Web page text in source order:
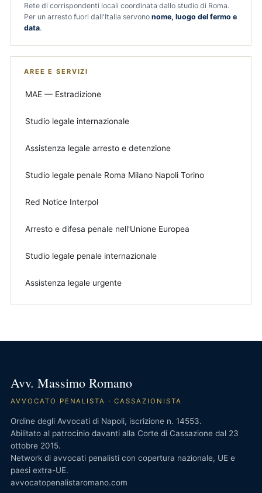
Rete di corrispondenti locali coordinata dallo studio di Roma.
Per un arresto fuori dall'Italia servono nome, luogo del fermo e
data.
AREE E SERVIZI
MAE — Estradizione
Studio legale internazionale
Assistenza legale arresto e detenzione
Studio legale penale Roma Milano Napoli Torino
Red Notice Interpol
Arresto e difesa penale nell'Unione Europea
Studio legale penale internazionale
Assistenza legale urgente
Avv. Massimo Romano
AVVOCATO PENALISTA · CASSAZIONISTA
Ordine degli Avvocati di Napoli, iscrizione n. 14553.
Abilitato al patrocinio davanti alla Corte di Cassazione dal 23
ottobre 2015.
Network di avvocati penalisti con copertura nazionale, UE e
paesi extra-UE.
avvocatopenalistaromano.com